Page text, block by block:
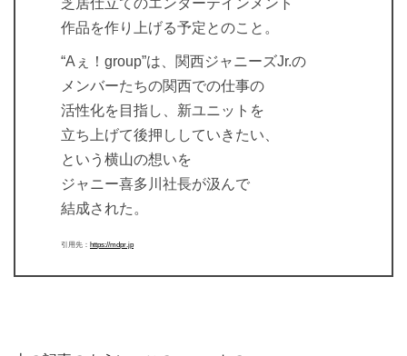
芝居仕立てのエンターテインメント
作品を作り上げる予定とのこと。
“Aぇ！group”は、関西ジャニーズJr.の
メンバーたちの関西での仕事の
活性化を目指し、新ユニットを
立ち上げて後押ししていきたい、
という横山の想いを
ジャニー喜多川社長が汲んで
結成された。
引用先： https://mdpr.jp